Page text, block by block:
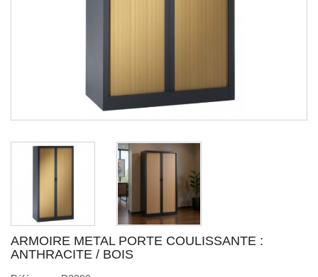
ARMOIRE METAL PORTE COULISSANTE :
ANTHRACITE / BOIS